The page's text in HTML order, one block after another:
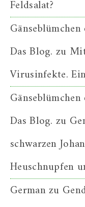
Feldsalat?
Das Blog. zu
Virusinfekte.
Das Blog. zu
schwarzen
Heuschnupfen
Germanzu